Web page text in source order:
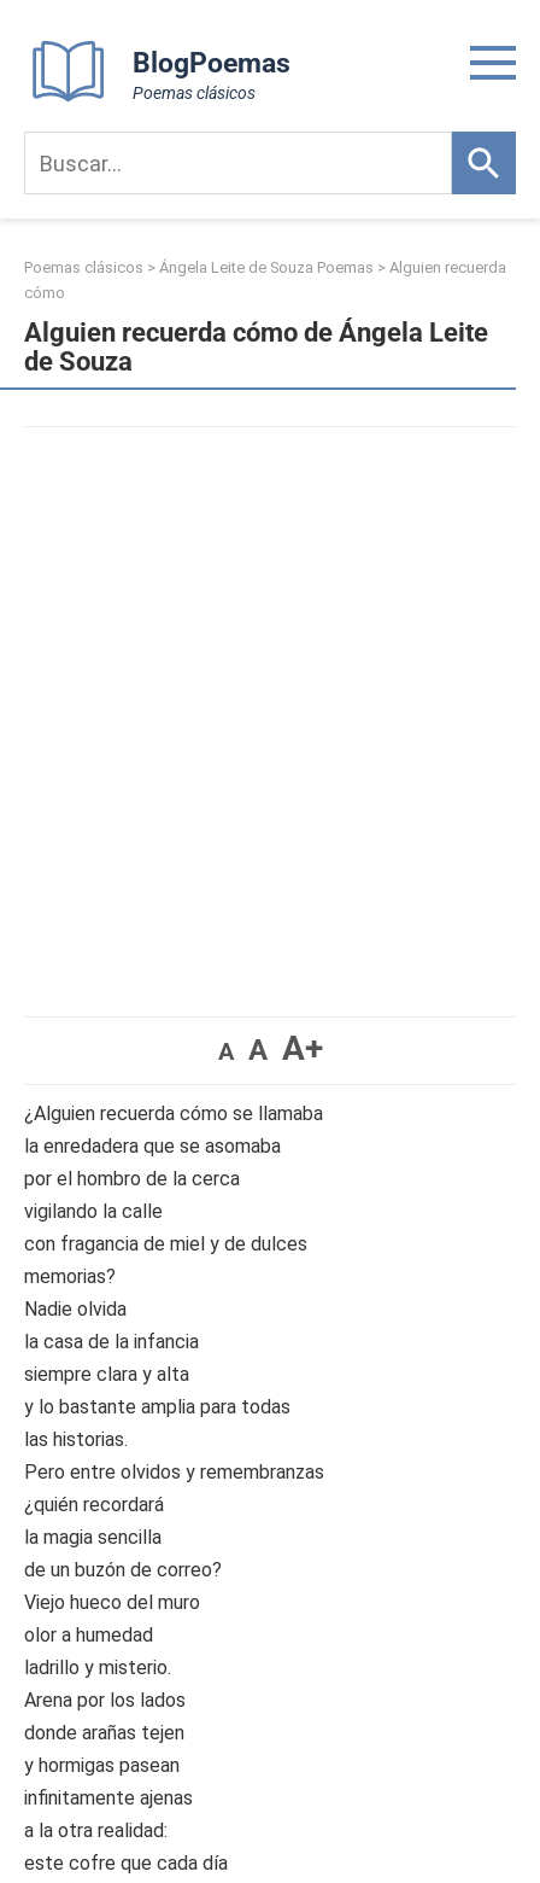
content
BlogPoemas
Poemas clásicos
Poemas clásicos > Ángela Leite de Souza Poemas > Alguien recuerda
cómo
Alguien recuerda cómo de Ángela Leite
de Souza
A A A+
¿Alguien recuerda cómo se llamaba
la enredadera que se asomaba
por el hombro de la cerca
vigilando la calle
con fragancia de miel y de dulces
memorias?
Nadie olvida
la casa de la infancia
siempre clara y alta
y lo bastante amplia para todas
las historias.
Pero entre olvidos y remembranzas
¿quién recordará
la magia sencilla
de un buzón de correo?
Viejo hueco del muro
olor a humedad
ladrillo y misterio.
Arena por los lados
donde arañas tejen
y hormigas pasean
infinitamente ajenas
a la otra realidad:
este cofre que cada día